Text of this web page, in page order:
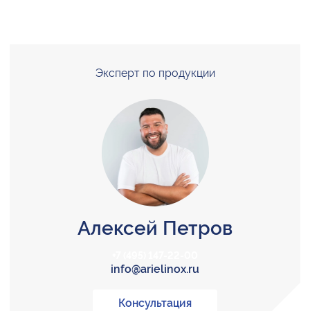
Эксперт по продукции
Алексей Петров
info@arielinox.ru
Консультация